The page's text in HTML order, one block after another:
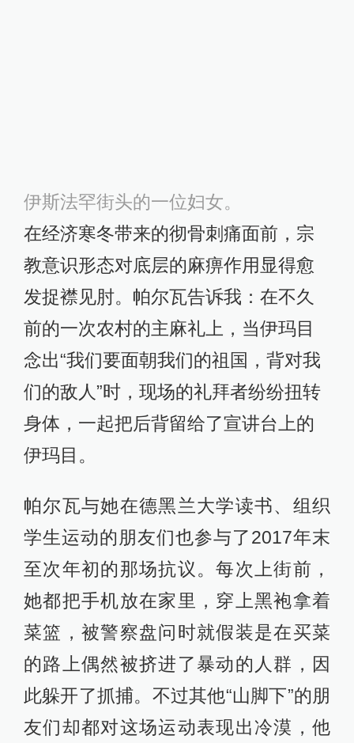
的路上偶然被挤进了暴动的人群，因
此躲开了抓捕。不过其他“山脚下”的朋
友们却都对这场运动表现出冷漠，他
们甚至怀疑它受到了刚刚选举失利的
保守派候选人易卜拉欣·莱西的煽动，
目的是责难改革派。改革派领袖鲁哈
尼刚刚连任，“山脚下的人”仍然对他能
改变这个国家抱有一丝希望。更何
况，虽然对“沙漠里的人”来说鸡蛋涨价
市中买菜几乎不会看价签的中产阶级
而言，却无关痛痒。
继这场示威在2018年初被平息后，
2019年末，底层的怒火又因一纸油价
上涨的政令而被再度点燃。经济每况
愈下，“沙漠里的人”的生活比起两年前
更加朝不保夕，因而抗争比起两年前